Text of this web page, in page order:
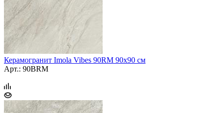
Керамогранит Imola Vibes 90RM 90x90 см
Арт.: 90BRM